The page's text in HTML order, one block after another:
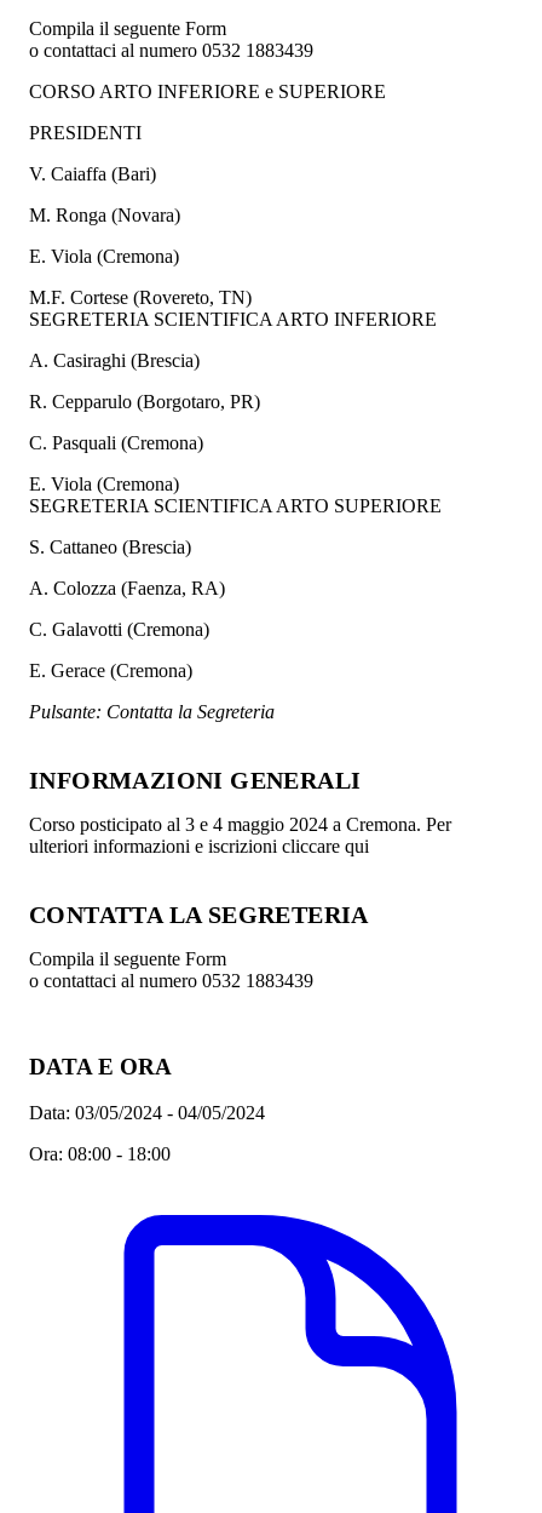
Compila il seguente Form
o contattaci al numero 0532 1883439
CORSO ARTO INFERIORE e SUPERIORE
PRESIDENTI
V. Caiaffa (Bari)
M. Ronga (Novara)
E. Viola (Cremona)
M.F. Cortese (Rovereto, TN)
SEGRETERIA SCIENTIFICA ARTO INFERIORE
A. Casiraghi (Brescia)
R. Cepparulo (Borgotaro, PR)
C. Pasquali (Cremona)
E. Viola (Cremona)
SEGRETERIA SCIENTIFICA ARTO SUPERIORE
S. Cattaneo (Brescia)
A. Colozza (Faenza, RA)
C. Galavotti (Cremona)
E. Gerace (Cremona)
Pulsante: Contatta la Segreteria
INFORMAZIONI GENERALI
Corso posticipato al 3 e 4 maggio 2024 a Cremona. Per
ulteriori informazioni e iscrizioni cliccare qui
CONTATTA LA SEGRETERIA
Compila il seguente Form
o contattaci al numero 0532 1883439
DATA E ORA
Data: 03/05/2024 - 04/05/2024
Ora: 08:00 - 18:00